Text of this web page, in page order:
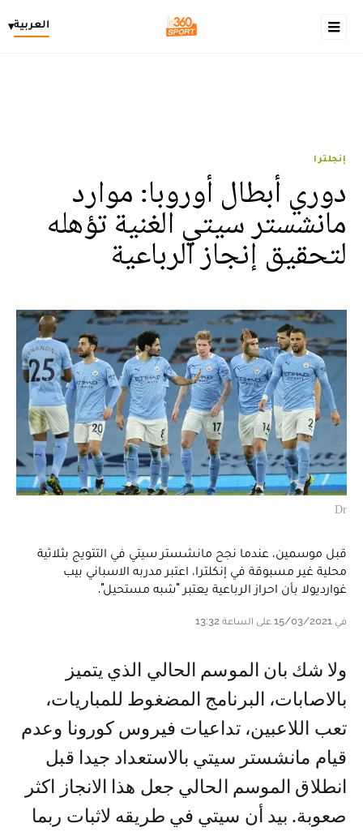
العربية▾
إنجلترا
دوري أبطال أوروبا: موارد
مانشستر سيتي الغنية تؤهله
لتحقيق إنجاز الرباعية
Dr
قبل موسمين، عندما نجح مانشستر سيتي في التتويج بثلاثية
محلية غير مسبوقة في إنكلترا، اعتبر مدربه الاسباني بيب
غوارديولا بأن احراز الرباعية يعتبر "شبه مستحيل".
في 15/03/2021 على الساعة 13:32
ولا شك بان الموسم الحالي الذي يتميز
بالاصابات، البرنامج المضغوط للمباريات،
تعب اللاعبين، تداعيات فيروس كورونا وعدم
قيام مانشستر سيتي بالاستعداد جيدا قبل
انطلاق الموسم الحالي جعل هذا الانجاز اكثر
صعوبة. بيد أن سيتي في طريقه لاثبات ربما